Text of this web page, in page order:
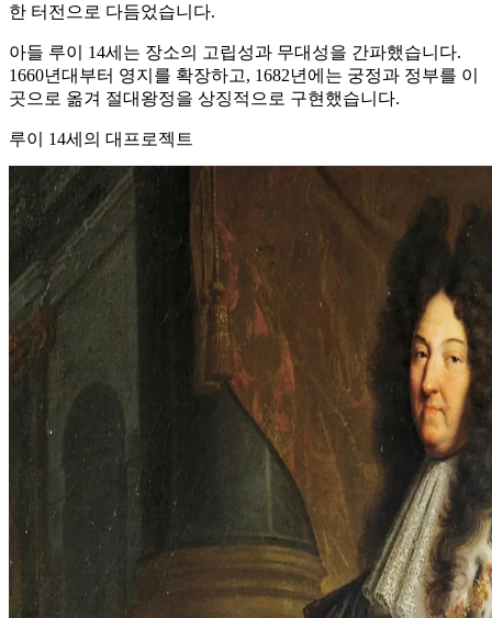
한 터전으로 다듬었습니다.
아들 루이 14세는 장소의 고립성과 무대성을 간파했습니다.
1660년대부터 영지를 확장하고, 1682년에는 궁정과 정부를 이
곳으로 옮겨 절대왕정을 상징적으로 구현했습니다.
루이 14세의 대프로젝트